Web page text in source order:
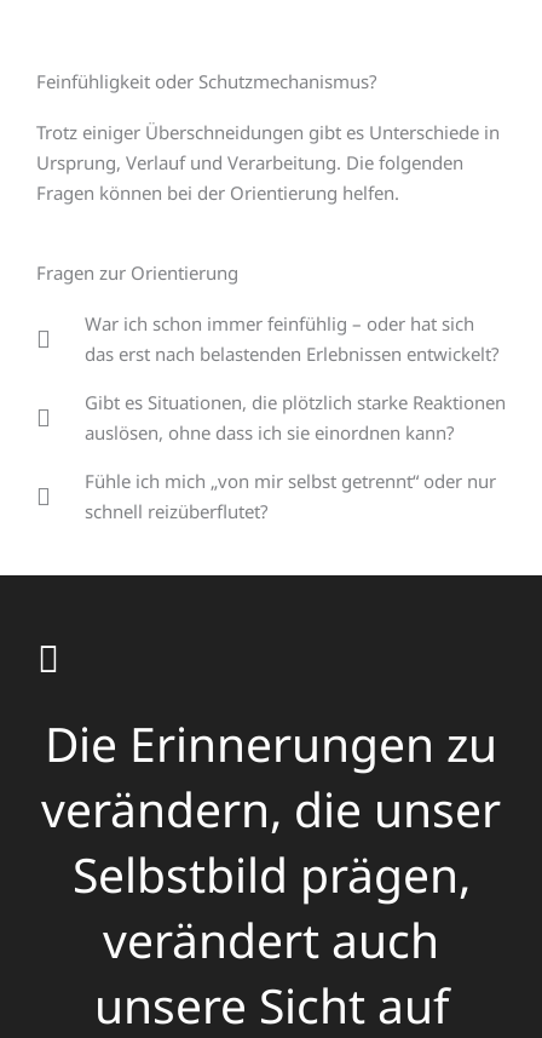
Feinfühligkeit oder Schutzmechanismus?
Trotz einiger Überschneidungen gibt es Unterschiede in
Ursprung, Verlauf und Verarbeitung. Die folgenden
Fragen können bei der Orientierung helfen.
Fragen zur Orientierung
War ich schon immer feinfühlig – oder hat sich
das erst nach belastenden Erlebnissen entwickelt?
Gibt es Situationen, die plötzlich starke Reaktionen
auslösen, ohne dass ich sie einordnen kann?
Fühle ich mich „von mir selbst getrennt“ oder nur
schnell reizüberflutet?
Die Erinnerungen zu
verändern, die unser
Selbstbild prägen,
verändert auch
unsere Sicht auf